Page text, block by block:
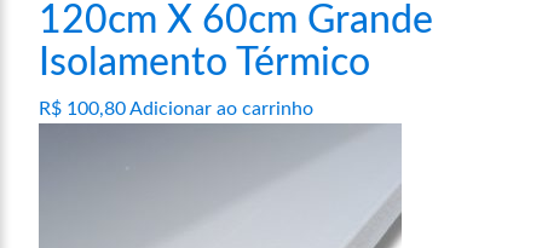
120cm X 60cm Grande
Isolamento Térmico
R$ 100,80Adicionar ao carrinho